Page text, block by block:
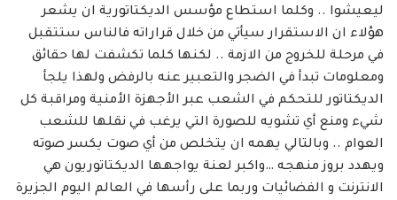
ليعيشوا .. وكلما استطاع مؤسس الديكتاتورية ان يشعر
هؤلاء ان الاستقرار سيأتي من خلال قراراته فالناس ستتقبل
في مرحلة للخروج من الازمة .. لكنها كلما تكشفت لها حقائق
ومعلومات تبدأ في الضجر والتعبير عنه بالرفض ولهذا يلجأ
الديكتاتور للتحكم في الشعب عبر الأجهزة الأمنية ومراقبة كل
شيء ومنع أي تشويه للصورة التي يرغب في نقلها للشعب
العوام .. وبالتالي يهمه ان يتخلص من أي صوت يكسر صوته
ويهدد بروز منهجه …واكبر لعنة يواجهها الديكتاتوريون هي
الانترنت و الفضائيات وربما على رأسها في العالم اليوم الجزيرة